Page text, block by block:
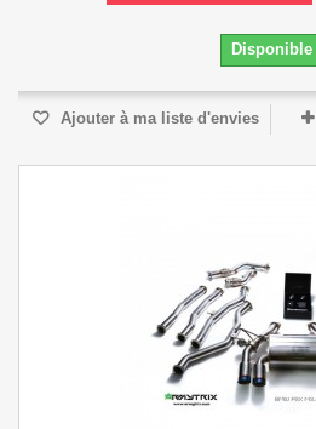
Disponible
Ajouter à ma liste d'envies